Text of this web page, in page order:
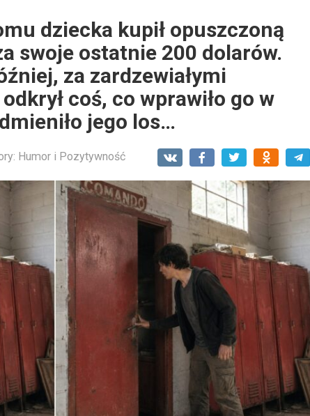
dziecka kupił opuszczoną
swoje ostatnie 200 dolarów.
za zardzewiałymi
coś, co wprawiło go w
jego los…
Humor i Pozytywność